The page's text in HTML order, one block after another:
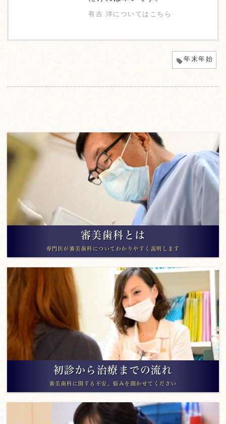
有吉 洋についてはこちら
年末年始
審美歯科とは
専門医が審美歯科についてわかりやすく説明します
初診から治療までの流れ
審美歯科に関する不安、悩みを聞かせてください